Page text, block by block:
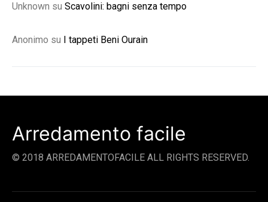
Unknown su Scavolini: bagni senza tempo
Anonimo su I tappeti Beni Ourain
Arredamento facile
© 2018 ARREDAMENTOFACILE ALL RIGHTS RESERVED.